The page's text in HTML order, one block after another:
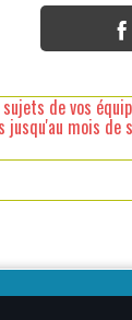
de vos
jusqu'au mois